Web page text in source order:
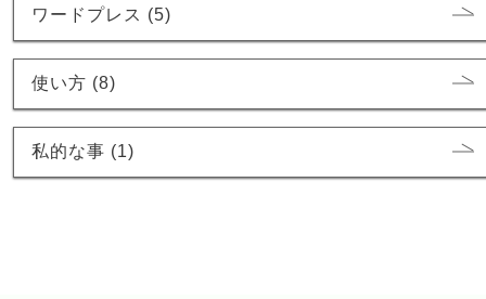
ワードプレス (5)
使い方 (8)
私的な事 (1)